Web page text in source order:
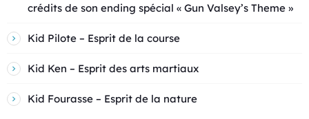
crédits de son ending spécial « Gun Valsey’s Theme »
Kid Pilote – Esprit de la course
Kid Ken – Esprit des arts martiaux
Kid Fourasse – Esprit de la nature